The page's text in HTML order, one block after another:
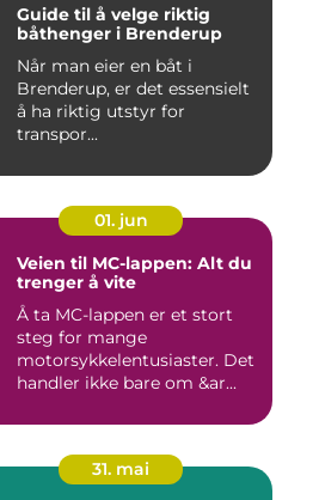
Guide til å velge riktig
båthenger i Brenderup
Når man eier en båt i
Brenderup, er det essensielt
å ha riktig utstyr for
transpor...
01. jun
Veien til MC-lappen: Alt du
trenger å vite
Å ta MC-lappen er et stort
steg for mange
motorsykkelentusiaster. Det
handler ikke bare om &ar...
31. mai